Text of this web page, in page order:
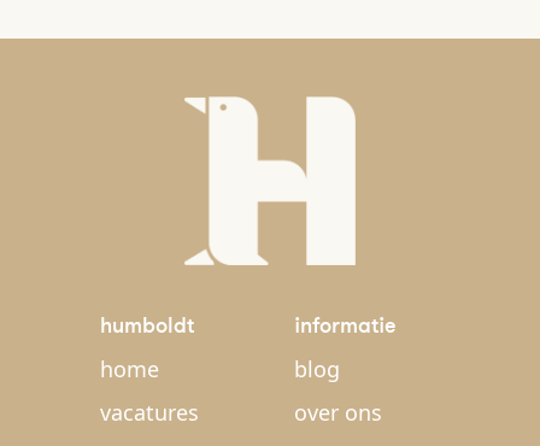
humboldt
home
vacatures
informatie
blog
over ons